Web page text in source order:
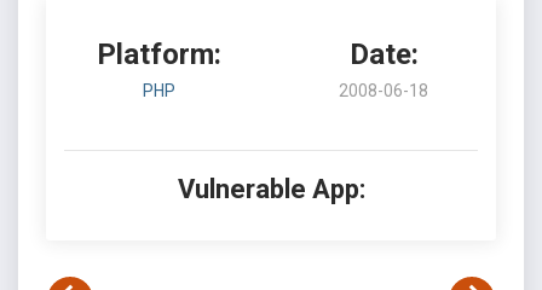
Platform:
PHP
Date:
2008-06-18
Vulnerable App: